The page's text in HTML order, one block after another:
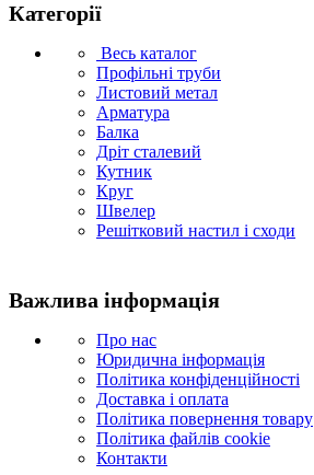
Категорії
Весь каталог
Профільні труби
Листовий метал
Арматура
Балка
Дріт сталевий
Кутник
Круг
Швелер
Решітковий настил і сходи
Важлива інформація
Про нас
Юридична інформація
Політика конфіденційності
Доставка і оплата
Політика повернення товару
Політика файлів cookie
Контакти